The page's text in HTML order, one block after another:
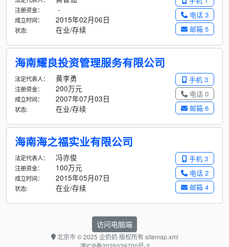
电话 3
邮箱 5
注册资金： -
成立时间： 2015年02月06日
状态: 在业/存续
海南耀良投资管理服务有限公司
手机 3
电话 0
邮箱 6
法定代表人： 黄李勇
注册资金： 200万元
成立时间： 2007年07月03日
状态: 在业/存续
海南海之福实业有限公司
手机 3
电话 2
邮箱 4
法定代表人： 冯亦俊
注册资金： 100万元
成立时间： 2015年05月07日
状态: 在业/存续
访问电脑端
北京市© 2025 企奶奶 版权所有sitemap.xml